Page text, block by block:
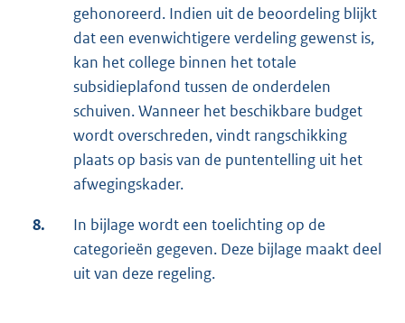
gehonoreerd. Indien uit de beoordeling blijkt
dat een evenwichtigere verdeling gewenst is,
kan het college binnen het totale
subsidieplafond tussen de onderdelen
schuiven. Wanneer het beschikbare budget
wordt overschreden, vindt rangschikking
plaats op basis van de puntentelling uit het
afwegingskader.
8.
In bijlage wordt een toelichting op de
categorieën gegeven. Deze bijlage maakt deel
uit van deze regeling.